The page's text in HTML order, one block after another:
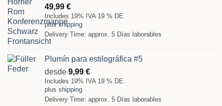
49,99 €
Includes 19% IVA 19 % DE
plusshipping
Delivery Time: approx. 5 Días laborables
Plumín para estilográfica #5
desde 9,99 €
Includes 19% IVA 19 % DE
plus shipping
Delivery Time: approx. 5 Días laborables